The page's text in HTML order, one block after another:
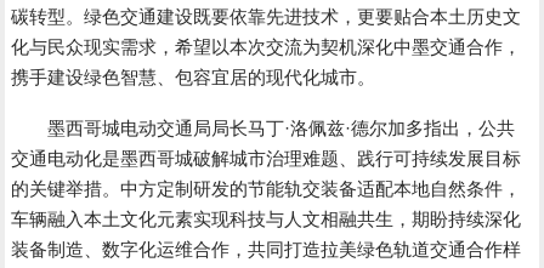
碳转型。绿色交通建设既要依靠先进技术，更要贴合本土历史文
化与民众现实需求，希望以本次交流为契机深化中墨交通合作，
携手建设绿色智慧、包容宜居的现代化城市。
墨西哥城电动交通局局长马丁·洛佩兹·德尔加多指出，公共
交通电动化是墨西哥城破解城市治理难题、践行可持续发展目标
的关键举措。中方定制研发的节能轨交装备适配本地自然条件，
车辆融入本土文化元素实现科技与人文相融共生，期盼持续深化
装备制造、数字化运维合作，共同打造拉美绿色轨道交通合作样